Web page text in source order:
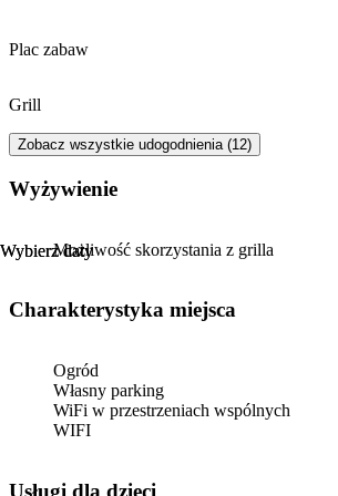
Wybierz daty
Wybierz daty
Plac zabaw
Grill
Zobacz wszystkie udogodnienia (12)
Wyżywienie
Możliwość skorzystania z grilla
Charakterystyka miejsca
Ogród
Własny parking
WiFi w przestrzeniach wspólnych
WIFI
usługi dla dzieci